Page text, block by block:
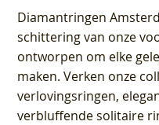
Diamantringen
schittering van onze
ontworpen om elke
maken. Verken onze
verlovingsringen,
verbluffende solitaire